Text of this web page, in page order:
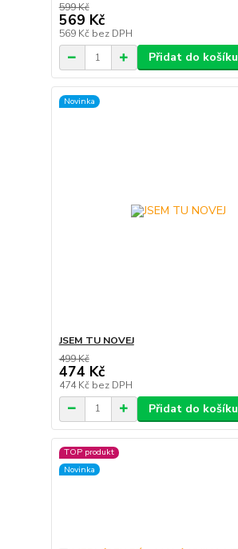
599 Kč
569 Kč
569 Kč bez DPH
Přidat do košíku
Novinka
JSEM TU NOVEJ
499 Kč
474 Kč
474 Kč bez DPH
Přidat do košíku
TOP produkt
Novinka